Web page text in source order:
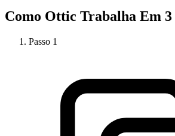
Como Ottic Trabalha Em 3
Passo 1